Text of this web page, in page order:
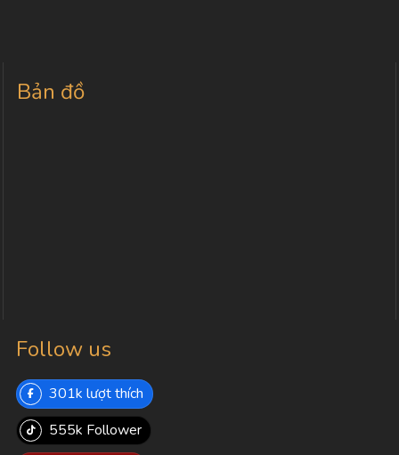
Bản đồ
Follow us
301k lượt thích
555k Follower